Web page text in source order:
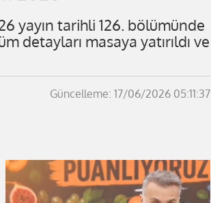
yayın tarihli 126. bölümünde
detayları masaya yatırıldı ve
Güncelleme: 17/06/2026 05:11:37